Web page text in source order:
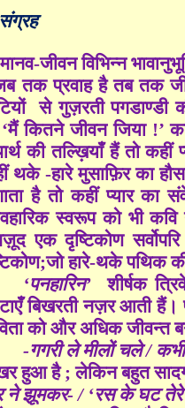
मानव-जीवन विभिन्न
तक प्रवाह है तब तक
से गुज़रती पगडाण्डी
मैं कितने जीवन जिया !’
की तल्ख़ियाँ हैं तो कहीं
थके -हारे मुसाफ़िर का
है तो कहीं प्यार
स्वरूप को भी
एक दृष्टिकोण
हारे-थके पथिक
‘पनहारिन’ शीर्षक
बिखरती नज़र आती हैं।
को और अधिक जीवन्त
-गगरी ले मीलों चले /
हुआ है ; लेकिन बहुत
झूमकर- / ‘रस के घट